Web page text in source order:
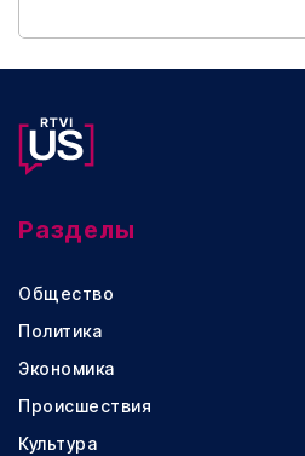
Разделы
Общество
Политика
Экономика
Происшествия
Культура